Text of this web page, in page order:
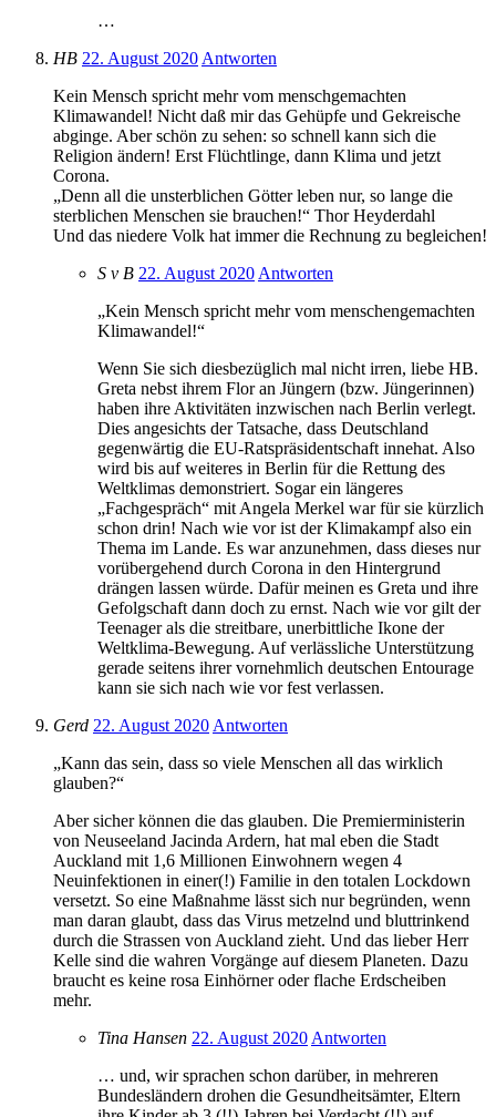
…
HB 22. August 2020 Antworten
Kein Mensch spricht mehr vom menschgemachten
Klimawandel! Nicht daß mir das Gehüpfe und Gekreische
abginge. Aber schön zu sehen: so schnell kann sich die
Religion ändern! Erst Flüchtlinge, dann Klima und jetzt
Corona.
„Denn all die unsterblichen Götter leben nur, so lange die
sterblichen Menschen sie brauchen!“ Thor Heyderdahl
Und das niedere Volk hat immer die Rechnung zu begleichen!
S v B 22. August 2020 Antworten
„Kein Mensch spricht mehr vom menschengemachten
Klimawandel!“
Wenn Sie sich diesbezüglich mal nicht irren, liebe HB.
Greta nebst ihrem Flor an Jüngern (bzw. Jüngerinnen)
haben ihre Aktivitäten inzwischen nach Berlin verlegt.
Dies angesichts der Tatsache, dass Deutschland
gegenwärtig die EU-Ratspräsidentschaft innehat. Also
wird bis auf weiteres in Berlin für die Rettung des
Weltklimas demonstriert. Sogar ein längeres
„Fachgespräch“ mit Angela Merkel war für sie kürzlich
schon drin! Nach wie vor ist der Klimakampf also ein
Thema im Lande. Es war anzunehmen, dass dieses nur
vorübergehend durch Corona in den Hintergrund
drängen lassen würde. Dafür meinen es Greta und ihre
Gefolgschaft dann doch zu ernst. Nach wie vor gilt der
Teenager als die streitbare, unerbittliche Ikone der
Weltklima-Bewegung. Auf verlässliche Unterstützung
gerade seitens ihrer vornehmlich deutschen Entourage
kann sie sich nach wie vor fest verlassen.
Gerd 22. August 2020 Antworten
„Kann das sein, dass so viele Menschen all das wirklich
glauben?“
Aber sicher können die das glauben. Die Premierministerin
von Neuseeland Jacinda Ardern, hat mal eben die Stadt
Auckland mit 1,6 Millionen Einwohnern wegen 4
Neuinfektionen in einer(!) Familie in den totalen Lockdown
versetzt. So eine Maßnahme lässt sich nur begründen, wenn
man daran glaubt, dass das Virus metzelnd und bluttrinkend
durch die Strassen von Auckland zieht. Und das lieber Herr
Kelle sind die wahren Vorgänge auf diesem Planeten. Dazu
braucht es keine rosa Einhörner oder flache Erdscheiben
mehr.
Tina Hansen 22. August 2020 Antworten
… und, wir sprachen schon darüber, in mehreren
Bundesländern drohen die Gesundheitsämter, Eltern